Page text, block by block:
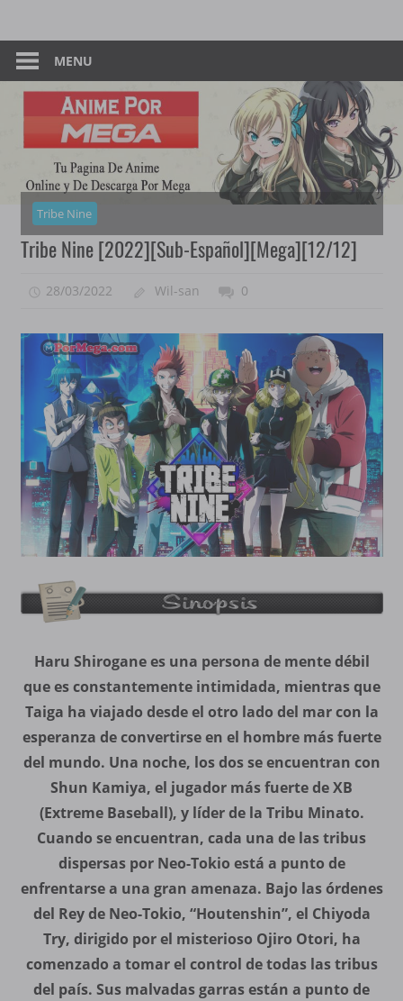
content
Anime
–
Por
Mega
Pagina
De
Descarga
Mega
MENU
Tribe Nine
Tribe Nine [2022][Sub-Español][Mega][12/12]
28/03/2022 Wil-san 0
Haru Shirogane es una persona de mente débil
que es constantemente intimidada, mientras que
Taiga ha viajado desde el otro lado del mar con la
esperanza de convertirse en el hombre más fuerte
del mundo. Una noche, los dos se encuentran con
Shun Kamiya, el jugador más fuerte de XB
(Extreme Baseball), y líder de la Tribu Minato.
Cuando se encuentran, cada una de las tribus
dispersas por Neo-Tokio está a punto de
enfrentarse a una gran amenaza. Bajo las órdenes
del Rey de Neo-Tokio, “Houtenshin”, el Chiyoda
Try, dirigido por el misterioso Ojiro Otori, ha
comenzado a tomar el control de todas las tribus
del país. Sus malvadas garras están a punto de